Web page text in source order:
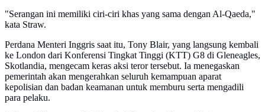
"Serangan ini memiliki ciri-ciri khas yang sama dengan Al-Qaeda,"
kata Straw.
Perdana Menteri Inggris saat itu, Tony Blair, yang langsung kembali
ke London dari Konferensi Tingkat Tinggi (KTT) G8 di Gleneagles,
Skotlandia, mengecam keras aksi teror tersebut. Ia menegaskan
pemerintah akan mengerahkan seluruh kemampuan aparat
kepolisian dan badan keamanan untuk memburu serta mengadili
para pelaku.